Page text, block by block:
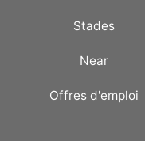
Stades
Near
Offres d'emploi